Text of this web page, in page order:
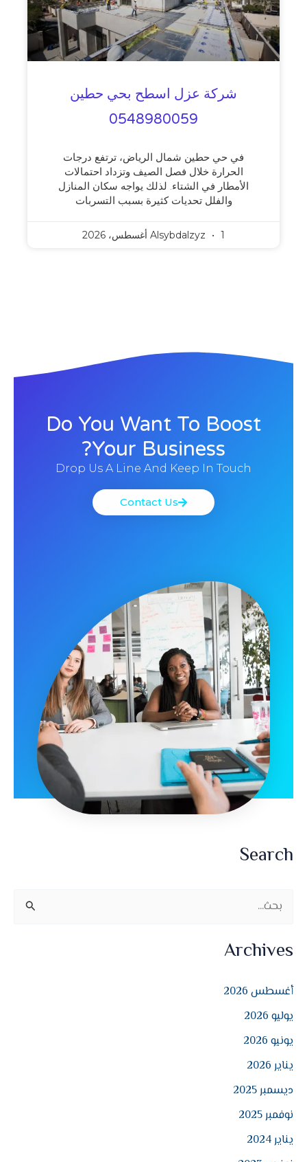
شركة عزل اسطح بحي حطين
0548980059
في حي حطين شمال الرياض، ترتفع درجات
الحرارة خلال فصل الصيف وتزداد احتمالات
الأمطار في الشتاء. لذلك يواجه سكان المنازل
والفلل تحديات كثيرة بسبب التسربات
Alsybdalzyz 1 أغسطس، 2026
Do You Want To Boost
Your Business?
Drop Us A Line And Keep In Touch
Contact Us
Search
ب
ث
ع
ن
:
Archives
أغسطس 2026
يوليو 2026
يونيو 2026
يناير 2026
ديسمبر 2025
نوفمبر 2025
يناير 2024